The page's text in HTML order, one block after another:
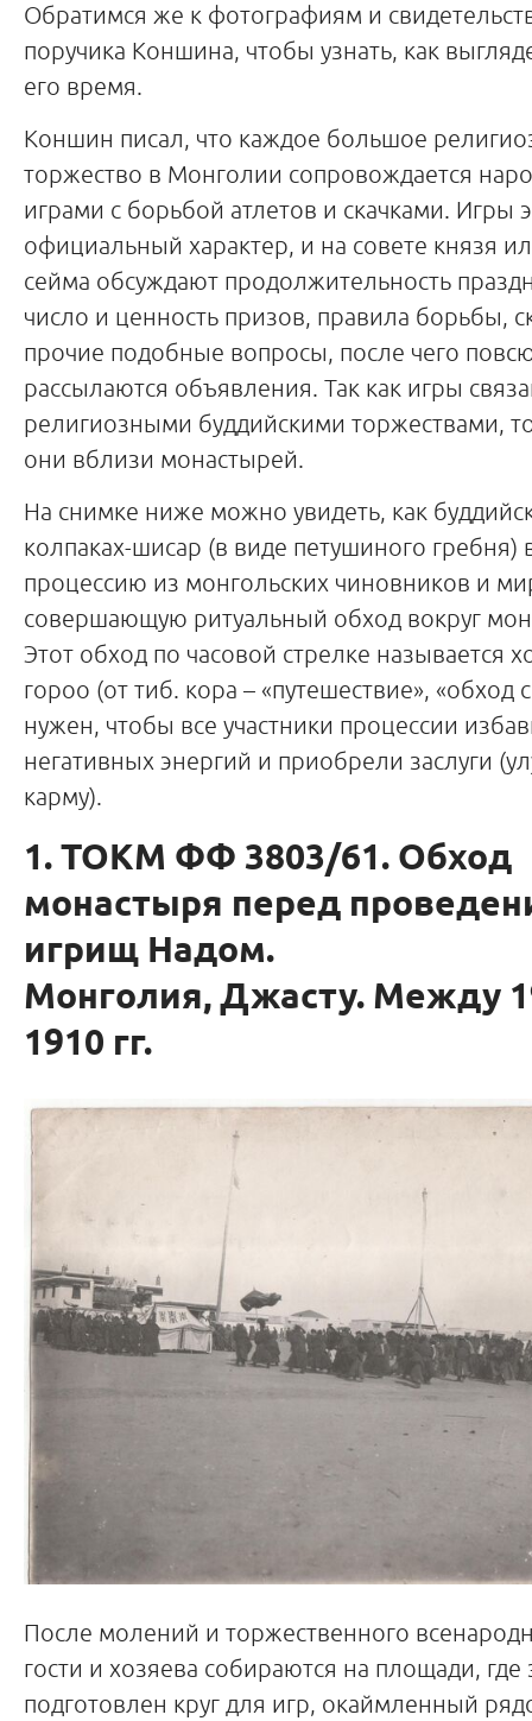
Обратимся же к фотографиям и
поручика Коншина, чтобы узнать, как
его время.
Коншин писал, что каждое большое
торжество в Монголии сопровождается
играми с борьбой атлетов и скачками. Игры
официальный характер, и на совете князя
сейма обсуждают продолжительность
число и ценность призов, правила борьбы,
прочие подобные вопросы, после чего
рассылаются объявления. Так как игры
религиозными буддийскими торжествами,
они вблизи монастырей.
На снимке ниже можно увидеть, как
колпаках-шисар (в виде петушиного гребня)
процессию из монгольских чиновников и
совершающую ритуальный обход вокруг
Этот обход по часовой стрелке называется
гороо (от тиб. кора – «путешествие», «обход
нужен, чтобы все участники процессии
негативных энергий и приобрели заслуги
карму).
1. ТОКМ ФФ 3803/61. Обход
монастыря перед
игрищ Надом.
Монголия, Джасту. Между
1910 гг.
После молений и торжественного
гости и хозяева собираются на площади, где
подготовлен круг для игр, окаймленный